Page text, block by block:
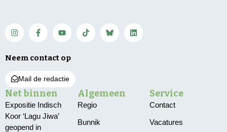
Neem contact op
Mail de redactie
Net binnen
Expositie Indisch
Koor ‘Lagu Jiwa’
geopend in
Algemeen
Regio
Bunnik
Service
Contact
Vacatures